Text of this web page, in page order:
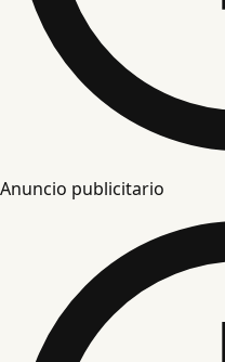
Anuncio publicitario